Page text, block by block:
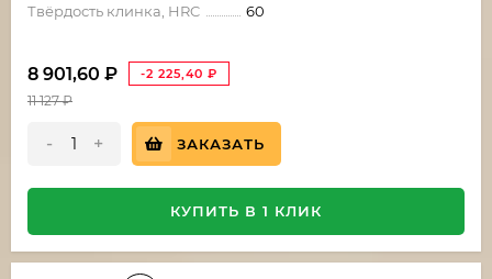
Твёрдость клинка, HRC
60
8 901,60 ₽ -2 225,40 ₽
11 127₽
- + ЗАКАЗАТЬ
КУПИТЬ В 1 КЛИК